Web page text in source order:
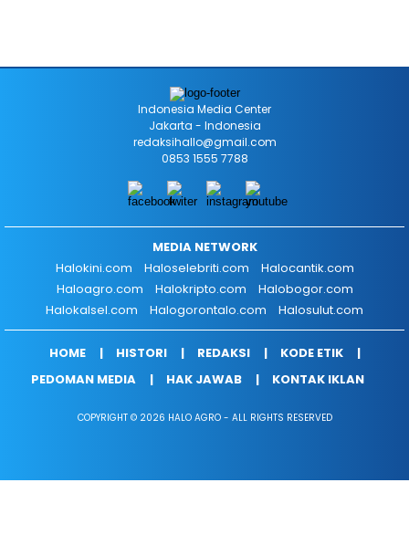
Indonesia Media Center
Jakarta - Indonesia
redaksihallo@gmail.com
0853 1555 7788
MEDIA NETWORK
Halokini.com
Haloselebriti.com
Halocantik.com
Haloagro.com
Halokripto.com
Halobogor.com
Halokalsel.com
Halogorontalo.com Halosulut.com
HOME HISTORI REDAKSI
KODE ETIK
PEDOMAN MEDIA
HAK JAWAB KONTAK IKLAN
COPYRIGHT © 2026 HALO AGRO - ALL RIGHTS RESERVED